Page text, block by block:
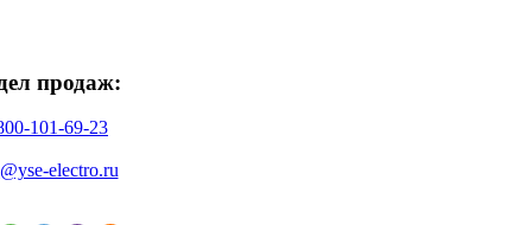
продаж:
101-69-23
electro.ru